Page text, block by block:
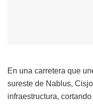
En una carretera que
sureste de Nablus,
infraestructura,